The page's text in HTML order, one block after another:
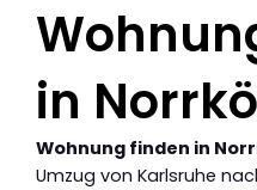
in
Wohnung finden in
Umzug von Karlsruhe